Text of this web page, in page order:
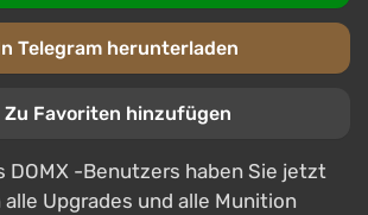
Telegram herunterladen
Zu Favoriten hinzufügen
DOMX -Benutzers haben Sie jetzt
Upgrades und alle Munition